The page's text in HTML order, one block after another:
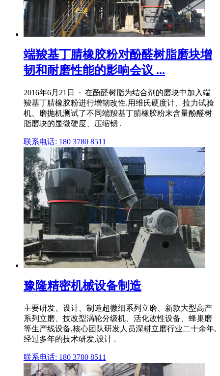
端羧基丁腈橡胶粉对酚醛树脂磨块增
韧和耐磨性能的影响会议 ...
2016年6月21日 · 在酚醛树脂为结合剂的磨块中加入端
羧基丁腈橡胶粉进行增韧改性.用维氏硬度计、拉力试验
机、磨抛机测试了不同端羧基丁腈橡胶粉末含量酚醛树
脂磨块的显微硬度、压缩韧 .
联系电话: 180 3780 8511
豫隆精密机械设备制造
主要研发、设计、制造超微细系列立磨、新款大型高产
系列立磨、技改型涡轮分级机、活化改性设备、蜂巢磨
等生产线设备,核心团队研发人员深耕立磨行业二十余年,
经过多年的技术研发,设计 .
联系电话: 180 3780 8511